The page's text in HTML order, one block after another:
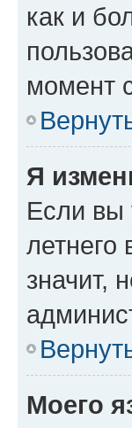
как и
момент
Я
Если вы
значит,
Моего